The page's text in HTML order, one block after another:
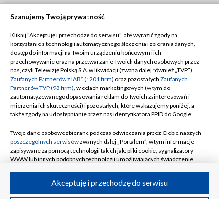
TVP
Abonament TVP
Emisja w TVP
Centrum informacji TVP
Naziemna Telewizja Cyfrowa
Rada Programowa
System NOS
Informacje o nadawcy
Program dla prasy
Regulamin TVP
Polityka prywatności
Moje zgody
Pomoc
Kontakt
Kanały
©2026 Telewizja Polska S.A. w likwidacji
Szanujemy Twoją prywatność
Kliknij "Akceptuję i przechodzę do serwisu", aby wyrazić zgody na
korzystanie z technologii automatycznego śledzenia i zbierania danych,
dostęp do informacji na Twoim urządzeniu końcowym i ich
przechowywanie oraz na przetwarzanie Twoich danych osobowych przez
nas, czyli Telewizję Polską S.A. w likwidacji (zwaną dalej również „TVP”),
Zaufanych Partnerów z IAB* (1201 firm) oraz pozostałych Zaufanych
Partnerów TVP (93 firm), w celach marketingowych (w tym do
zautomatyzowanego dopasowania reklam do Twoich zainteresowań i
mierzenia ich skuteczności) i pozostałych, które wskazujemy poniżej, a
także zgody na udostępnianie przez nas identyfikatora PPID do Google.
Twoje dane osobowe zbierane podczas odwiedzania przez Ciebie naszych
poszczególnych serwisówzwanych dalej „Portalem”, w tym informacje
zapisywane za pomocą technologii takich jak: pliki cookie, sygnalizatory
WWW lub innych podobnych technologii umożliwiających świadczenie
ruchu w Internecie.Akceptuję i przechodzę do serwisu